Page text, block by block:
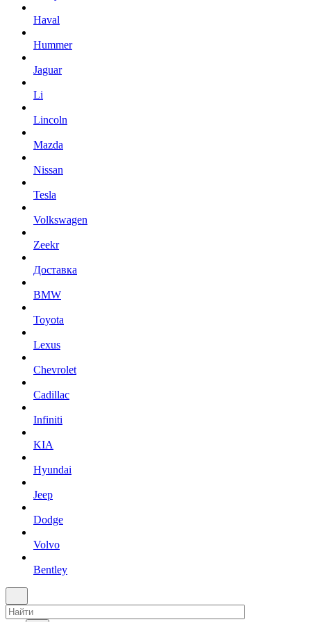
Haval
Hummer
Jaguar
Li
Lincoln
Mazda
Nissan
Tesla
Volkswagen
Zeekr
Доставка
BMW
Toyota
Lexus
Chevrolet
Cadillac
Infiniti
KIA
Hyundai
Jeep
Dodge
Volvo
Bentley